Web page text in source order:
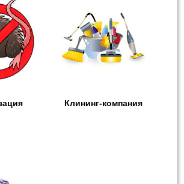
Клининг-компания